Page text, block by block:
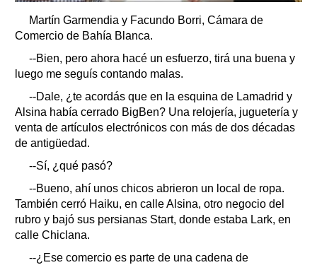
Martín Garmendia y Facundo Borri, Cámara de
Comercio de Bahía Blanca.
--Bien, pero ahora hacé un esfuerzo, tirá una buena y
luego me seguís contando malas.
--Dale, ¿te acordás que en la esquina de Lamadrid y
Alsina había cerrado BigBen? Una relojería, juguetería y
venta de artículos electrónicos con más de dos décadas
de antigüedad.
--Sí, ¿qué pasó?
--Bueno, ahí unos chicos abrieron un local de ropa.
También cerró Haiku, en calle Alsina, otro negocio del
rubro y bajó sus persianas Start, donde estaba Lark, en
calle Chiclana.
--¿Ese comercio es parte de una cadena de